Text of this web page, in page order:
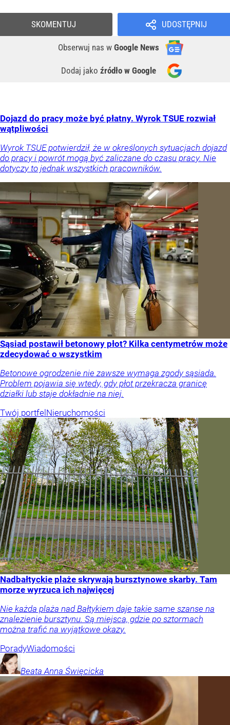
UDOSTĘPNIJ
Obserwuj nas w Google News
Dodaj jako źródło w Google
SKOMENTUJ
Dojazd do pracy może być płatny. Wyrok TSUE rozwiał
wątpliwości
Wyrok TSUE potwierdził, że w określonych sytuacjach dojazd
do pracy i powrót mogą być zaliczane do czasu pracy. Nie
dotyczy to jednak wszystkich pracowników.
Sąsiad postawił betonowy płot? Kilka centymetrów może
zdecydować o wszystkim
Betonowe ogrodzenie nie zawsze wymaga zgody sąsiada.
Problem pojawia się wtedy, gdy płot przekracza granicę
działki lub staje dokładnie na niej.
Twój portfel Nieruchomości
Nadbałtyckie plaże skrywają bursztynowe skarby. Tam
morze wyrzuca ich najwięcej
Nie każda plaża nad Bałtykiem daje takie same szanse na
znalezienie bursztynu. Są miejsca, gdzie po sztormach
można trafić na wyjątkowe okazy.
PoradyWiadomości
Beata Anna Święcicka